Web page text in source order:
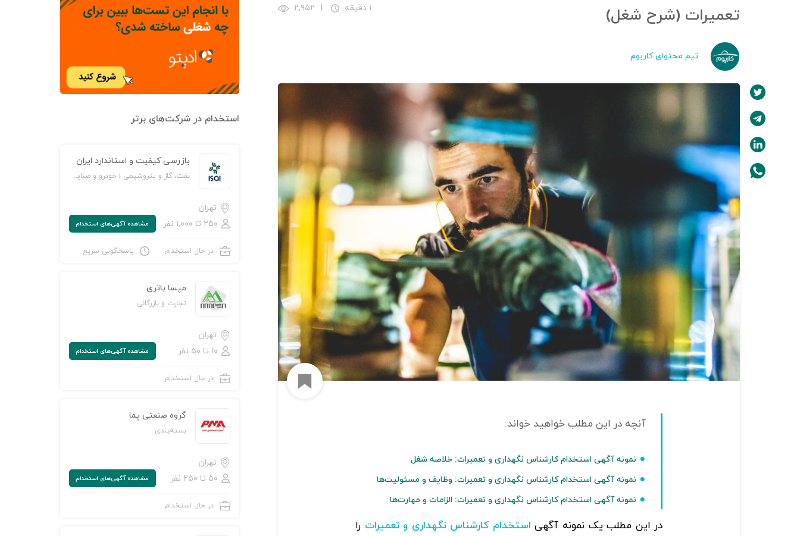
تعمیرات (شرح شغل)
۱ دقیقه | ۲,۹۵۲
تیم محتوای کاربوم
افزودن به لیست علاقه‌مندی‌ها
نمونه آگهی استخدام کارشناس نگهداری و تعمیرات: خلاصه شغل
نمونه آگهی استخدام کارشناس نگهداری و تعمیرات: وظایف و مسئولیت‌ها
نمونه آگهی استخدام کارشناس نگهداری و تعمیرات: الزامات و مهارت‌ها
در این مطلب یک نمونه آگهی استخدام کارشناس نگهداری و تعمیرات را
استخدام در شرکت‌های برتر
بازرسی کیفیت و استاندارد ایران
نفت، گاز و پتروشیمی | خودرو و صنایع وابسته | خدمات سازمانی/ مشاوره مدیریت | خدمات مهندسی و تخصصی | آموزش و پژوهش
تهران
۲۵۰ تا ۱,۰۰۰ نفر
مشاهده‌ آگهی‌های استخدام
در حال استخدام پاسخگویی سریع
مپسا باتری
تجارت و بازرگانی
تهران
۱۰ تا ۵۰ نفر
مشاهده‌ آگهی‌های استخدام
در حال استخدام
گروه صنعتی پما
بسته‌بندی
تهران
۵۰ تا ۲۵۰ نفر
مشاهده‌ آگهی‌های استخدام
در حال استخدام